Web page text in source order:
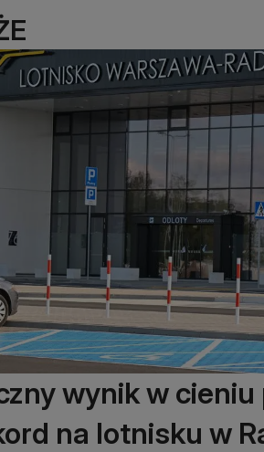
wynik w cieniu
na lotnisku w